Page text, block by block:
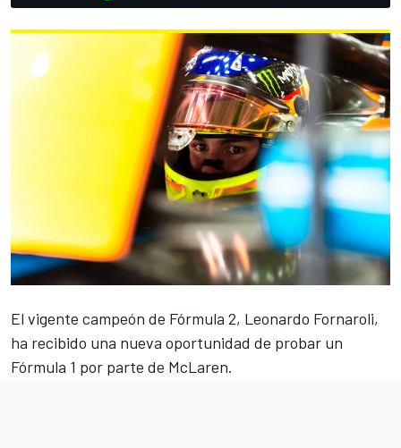
El vigente campeón de Fórmula 2, Leonardo Fornaroli,
ha recibido una nueva oportunidad de probar un
Fórmula 1 por parte de McLaren.